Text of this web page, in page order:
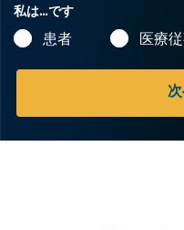
私は…です
患者 医療